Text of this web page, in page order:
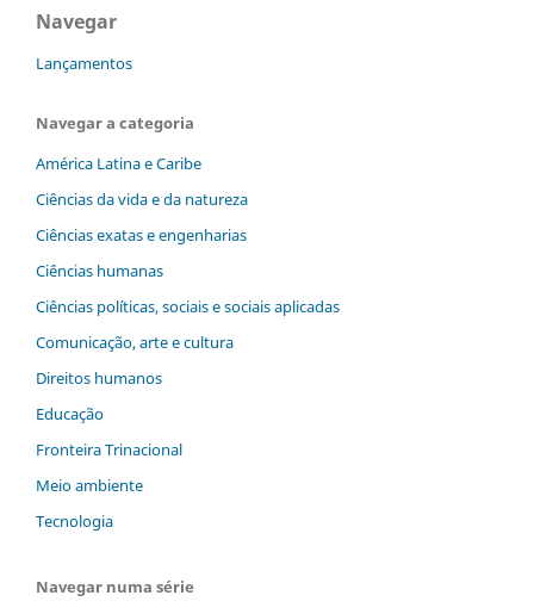
Navegar
Lançamentos
Navegar a categoria
América Latina e Caribe
Ciências da vida e da natureza
Ciências exatas e engenharias
Ciências humanas
Ciências políticas, sociais e sociais aplicadas
Comunicação, arte e cultura
Direitos humanos
Educação
Fronteira Trinacional
Meio ambiente
Tecnologia
Navegar numa série